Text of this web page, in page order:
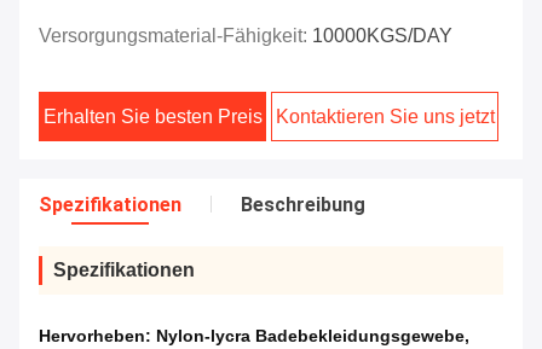
Versorgungsmaterial-Fähigkeit: 10000KGS/DAY
Erhalten Sie besten Preis Kontaktieren Sie uns jetzt
Spezifikationen Beschreibung
Spezifikationen
Hervorheben: Nylon-lycra Badebekleidungsgewebe,